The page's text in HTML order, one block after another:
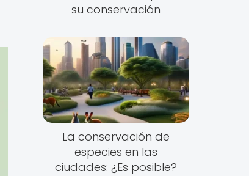
su conservación
La conservación de
especies en las
ciudades: ¿Es posible?